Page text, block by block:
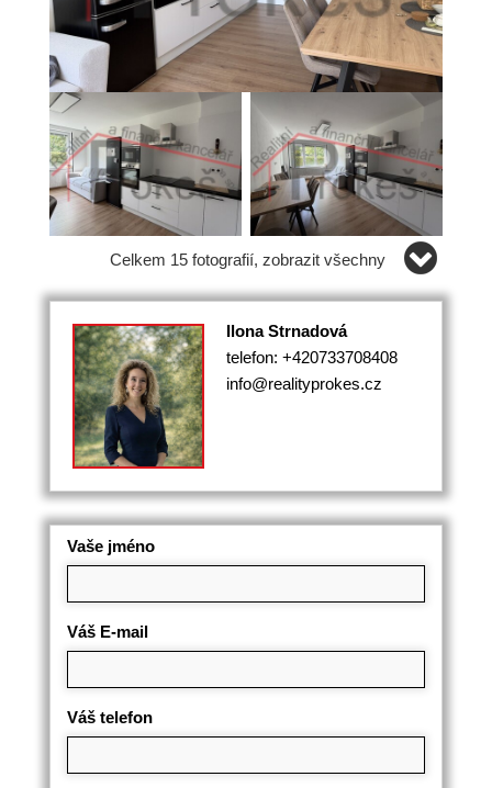
Celkem 15 fotografií, zobrazit všechny
Ilona Strnadová
telefon: +420733708408
info@realityprokes.cz
Vaše jméno
Váš E-mail
Váš telefon